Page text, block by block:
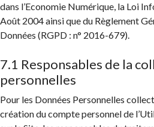
dans l’Economie Numérique, la Loi
Août 2004 ainsi que du Règlement
Données (RGPD : n° 2016-679).
7.1 Responsables de la
personnelles
Pour les Données Personnelles
création du compte personnel de